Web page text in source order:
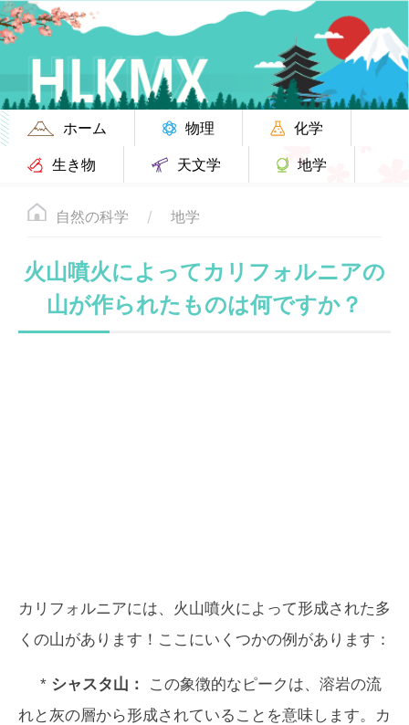
ホーム 物理
化学
生き物
天文学 地学
自然の科学 地学
火山噴火によってカリフォルニアの
山が作られたものは何ですか？
カリフォルニアには、火山噴火によって形成された多
くの山があります！ここにいくつかの例があります：
* シャスタ山：
この象徴的なピークは、溶岩の流
れと灰の層から形成されていることを意味します。カ